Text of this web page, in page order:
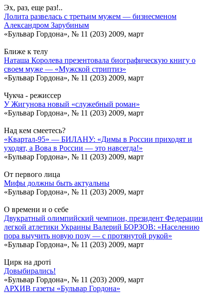
Эх, раз, еще раз!..
Лолита развелась с третьим мужем — бизнесменом
Александром Зарубиным
«Бульвар Гордона», № 11 (203) 2009, март
Ближе к телу
Наташа Королева презентовала биографическую книгу о
своем муже — «Мужской стриптиз»
«Бульвар Гордона», № 11 (203) 2009, март
Чукча - режиссер
У Жигунова новый «служебный роман»
«Бульвар Гордона», № 11 (203) 2009, март
Над кем смеетесь?
«Квартал-95» — БИЛАНУ: «Димы в России приходят и
уходят, а Вова в России — это навсегда!»
«Бульвар Гордона», № 11 (203) 2009, март
От первого лица
Мифы должны быть актуальны
«Бульвар Гордона», № 11 (203) 2009, март
О времени и о себе
Двукратный олимпийский чемпион, президент Федерации
легкой атлетики Украины Валерий БОРЗОВ: «Населению
пора выучить новую позу — с протянутой рукой»
«Бульвар Гордона», № 11 (203) 2009, март
Цирк на дроті
Довыбирались!
«Бульвар Гордона», № 11 (203) 2009, март
АРХИВ газеты «Бульвар Гордона»